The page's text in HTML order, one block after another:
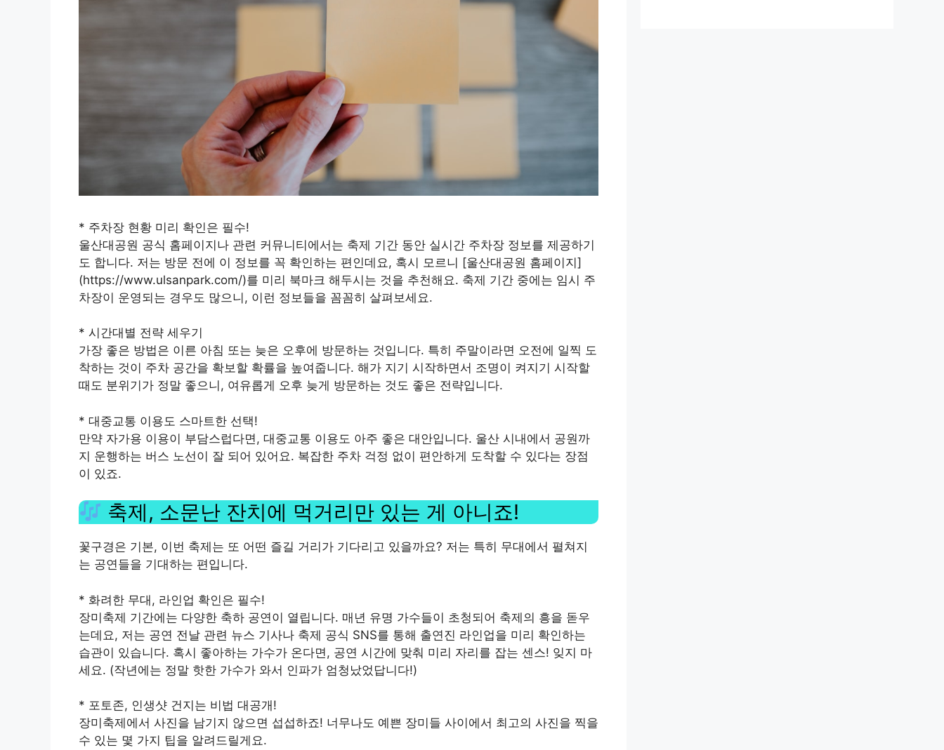
* 주차장 현황 미리 확인은 필수!
울산대공원 공식 홈페이지나 관련 커뮤니티에서는 축제 기간 동안 실시간 주차장 정보를 제공하기
도 합니다. 저는 방문 전에 이 정보를 꼭 확인하는 편인데요, 혹시 모르니 [울산대공원 홈페이지]
(https://www.ulsanpark.com/)를 미리 북마크 해두시는 것을 추천해요. 축제 기간 중에는 임시 주
차장이 운영되는 경우도 많으니, 이런 정보들을 꼼꼼히 살펴보세요.
* 시간대별 전략 세우기
가장 좋은 방법은 이른 아침 또는 늦은 오후에 방문하는 것입니다. 특히 주말이라면 오전에 일찍 도
착하는 것이 주차 공간을 확보할 확률을 높여줍니다. 해가 지기 시작하면서 조명이 켜지기 시작할
때도 분위기가 정말 좋으니, 여유롭게 오후 늦게 방문하는 것도 좋은 전략입니다.
* 대중교통 이용도 스마트한 선택!
만약 자가용 이용이 부담스럽다면, 대중교통 이용도 아주 좋은 대안입니다. 울산 시내에서 공원까
지 운행하는 버스 노선이 잘 되어 있어요. 복잡한 주차 걱정 없이 편안하게 도착할 수 있다는 장점
이 있죠.
축제, 소문난 잔치에 먹거리만 있는 게 아니죠!
꽃구경은 기본, 이번 축제는 또 어떤 즐길 거리가 기다리고 있을까요? 저는 특히 무대에서 펼쳐지
는 공연들을 기대하는 편입니다.
* 화려한 무대, 라인업 확인은 필수!
장미축제 기간에는 다양한 축하 공연이 열립니다. 매년 유명 가수들이 초청되어 축제의 흥을 돋우
는데요, 저는 공연 전날 관련 뉴스 기사나 축제 공식 SNS를 통해 출연진 라인업을 미리 확인하는
습관이 있습니다. 혹시 좋아하는 가수가 온다면, 공연 시간에 맞춰 미리 자리를 잡는 센스! 잊지 마
세요. (작년에는 정말 핫한 가수가 와서 인파가 엄청났었답니다!)
* 포토존, 인생샷 건지는 비법 대공개!
장미축제에서 사진을 남기지 않으면 섭섭하죠! 너무나도 예쁜 장미들 사이에서 최고의 사진을 찍을
수 있는 몇 가지 팁을 알려드릴게요.